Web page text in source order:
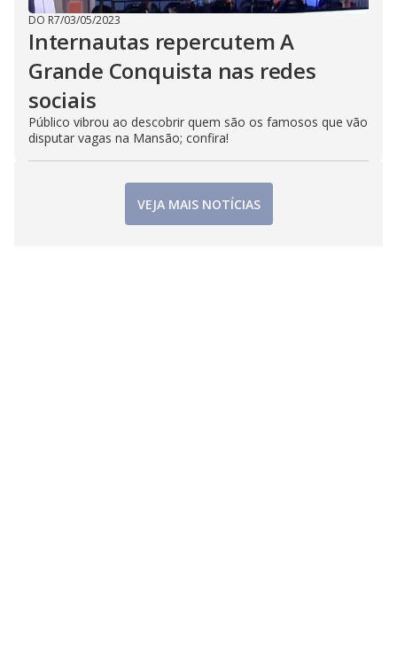
DO R7/03/05/2023
Internautas repercutem A
Grande Conquista nas redes
sociais
Público vibrou ao descobrir quem são os famosos que vão
disputar vagas na Mansão; confira!
VEJA MAIS NOTÍCIAS